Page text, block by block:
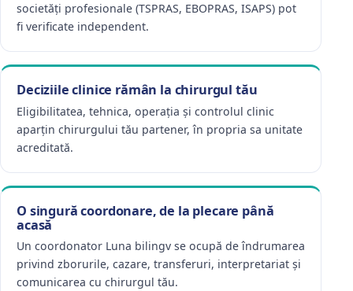
societăți profesionale (TSPRAS, EBOPRAS, ISAPS) pot
fi verificate independent.
Deciziile clinice rămân la chirurgul tău
Eligibilitatea, tehnica, operația și controlul clinic
aparțin chirurgului tău partener, în propria sa unitate
acreditată.
O singură coordonare, de la plecare până
acasă
Un coordonator Luna bilingv se ocupă de îndrumarea
privind zborurile, cazare, transferuri, interpretariat și
comunicarea cu chirurgul tău.